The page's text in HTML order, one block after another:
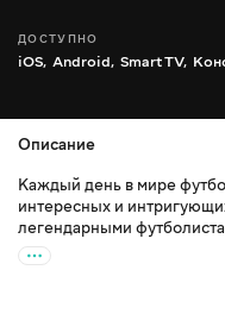
ДОСТУПНО
iOS, Android, Smart TV,
Описание
Каждый день в мире
интересных и
легендарными